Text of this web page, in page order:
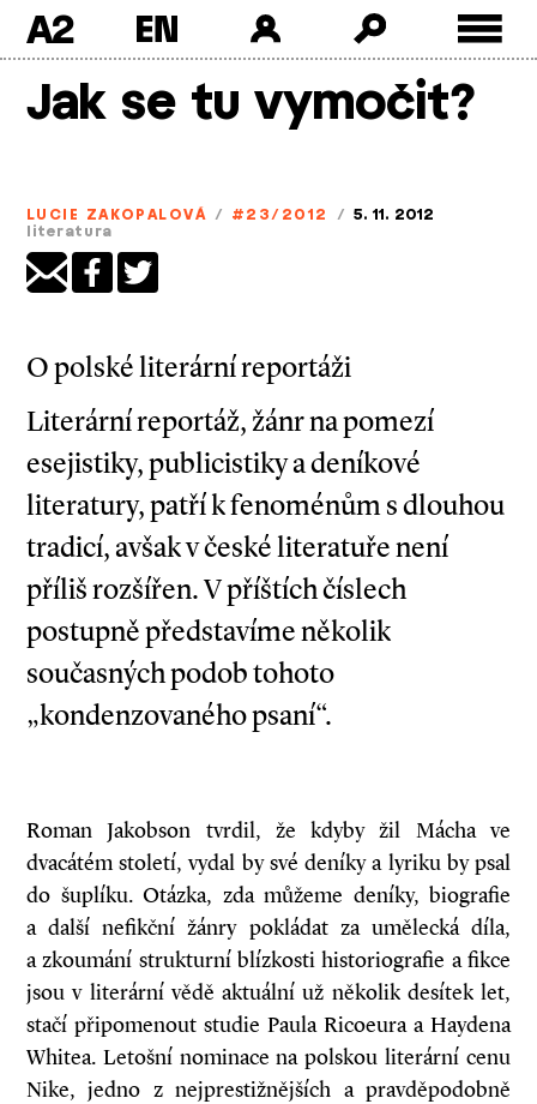
A2
Jak se tu vymočit?
LUCIE ZAKOPALOVÁ / #23/2012 / 5. 11. 2012
literatura
O polské literární reportáži
Literární reportáž, žánr na pomezí
esejistiky, publicistiky a deníkové
literatury, patří k fenoménům s dlouhou
tradicí, avšak v české literatuře není
příliš rozšířen. V příštích číslech
postupně představíme několik
současných podob tohoto
„kondenzovaného psaní“.
Roman Jakobson tvrdil, že kdyby žil Mácha ve
dvacátém století, vydal by své deníky a lyriku by psal
do šuplíku. Otázka, zda můžeme deníky, biografie
a další nefikční žánry pokládat za umělecká díla,
a zkoumání strukturní blízkosti historiografie a fikce
jsou v literární vědě aktuální už několik desítek let,
stačí připomenout studie Paula Ricoeura a Haydena
Whitea. Letošní nominace na polskou literární cenu
Nike, jedno z nejprestižnějších a pravděpodobně